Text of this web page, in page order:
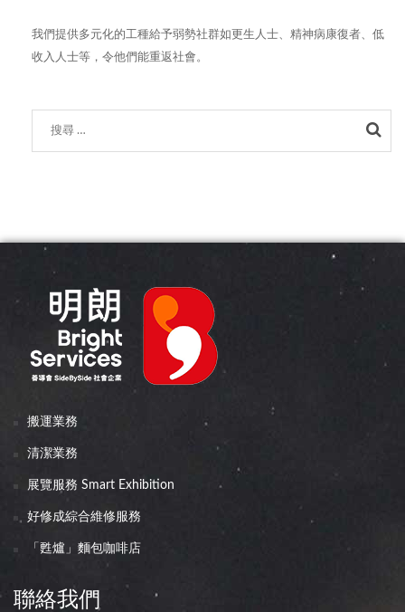
我們提供多元化的工種給予弱勢社群如更生人士、精神病康復者、低
收入人士等，令他們能重返社會。
搬運業務
清潔業務
展覽服務 Smart Exhibition
好修成綜合維修服務
「甦爐」麵包咖啡店
聯絡我們